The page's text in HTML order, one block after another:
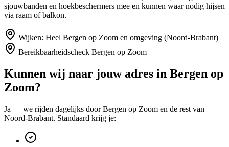
sjouwbanden en hoekbeschermers mee en kunnen waar nodig hijsen
via raam of balkon.
Wijken: Heel Bergen op Zoom en omgeving (Noord-Brabant)
Bereikbaarheidscheck Bergen op Zoom
Kunnen wij naar jouw adres in Bergen op
Zoom?
Ja — we rijden dagelijks doorBergen op Zoom en de rest van
Noord-Brabant. Standaard krijg je: